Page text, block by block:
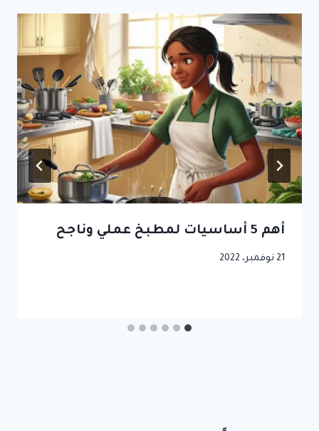
أهم 5 أساسيات لمطبخ عملي وناجح
21 نوفمبر، 2022